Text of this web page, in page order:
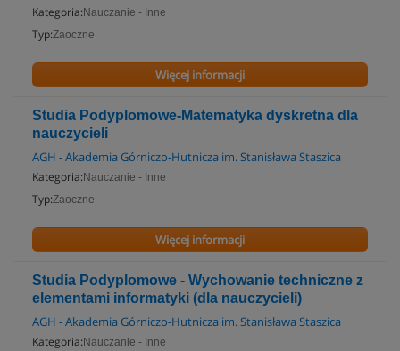
Kategoria: Nauczanie - Inne
Typ:Zaoczne
Więcej informacji
Studia Podyplomowe-Matematyka dyskretna dla
nauczycieli
AGH - Akademia Górniczo-Hutnicza im. Stanisława Staszica
Kategoria: Nauczanie - Inne
Typ:Zaoczne
Więcej informacji
Studia Podyplomowe - Wychowanie techniczne z
elementami informatyki (dla nauczycieli)
AGH - Akademia Górniczo-Hutnicza im. Stanisława Staszica
Kategoria: Nauczanie - Inne